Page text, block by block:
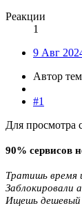
Реакции
1
9 Авг
Автор
#1
Для просмотра
90% сервисов
Тратишь время
Заблокировали
Ищешь дешевый